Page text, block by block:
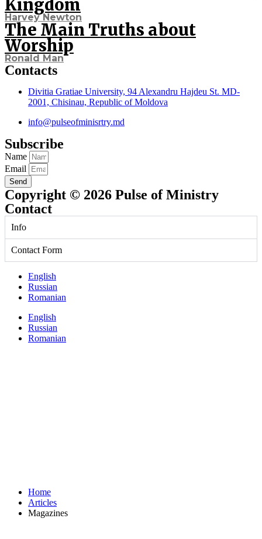
Kingdom
Harvey Newton
The Main Truths about
Worship
Ronald Man
Contacts
Divitia Gratiae University, 94 Alexandru Hajdeu St. MD-
2001, Chisinau, Republic of Moldova
info@pulseofminisrtry.md
Subscribe
Name
Email
Send
Copyright © 2026 Pulse of Ministry
Contact
Info
Contact Form
English
Russian
Romanian
English
Russian
Romanian
Home
Articles
Magazines